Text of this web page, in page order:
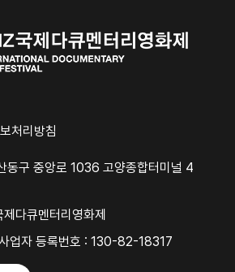
처리방침
동구 중앙로 1036 고양종합터미널 4
다큐멘터리영화제
업자 등록번호 : 130-82-18317